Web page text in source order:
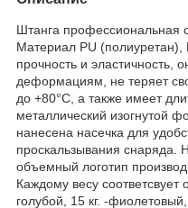
Штанга профессиональная
Материал PU
прочность и эластичность,
деформациям, не теряет
до +80°С, а также имеет
металлический изогнутой
нанесена насечка для
проскальзывания снаряда.
объемный логотип
Каждому весу соответсвует
голубой, 15 кг. -